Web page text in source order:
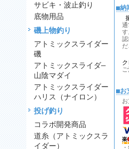
サビキ・波止釣り
底物用品
磯上物釣り
アトミックスライダー
磯
アトミックスライダ―
山陰マダイ
アトミックスライダー
ハリス（ナイロン）
投げ釣り
コラボ開発商品
道糸（アトミックスラ
イダー）
■納
■お